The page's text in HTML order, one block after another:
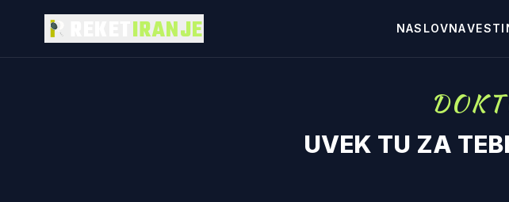
IRANJE NASLOVNAVESTI
UVEK TU ZA